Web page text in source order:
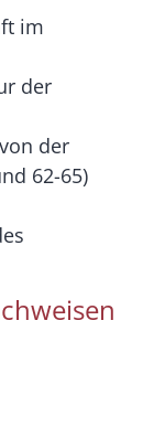
im
der
der
62-65)